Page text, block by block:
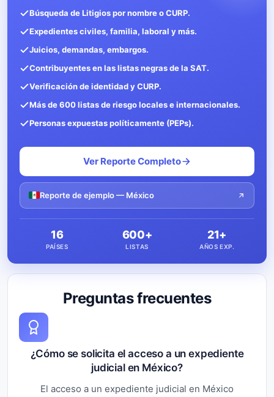
Preguntas frecuentes
¿Cómo se solicita el acceso a un expediente
judicial en México?
El acceso a un expediente judicial en México
Búsqueda de Litigios por nombre o CURP.
Expedientes civiles, familia, laboral y más.
Juicios, demandas, embargos.
Contribuyentes en las listas negras de la SAT.
Verificación de identidad y CURP.
Más de 600 listas de riesgo locales e internacionales.
Personas expuestas políticamente (PEPs).
Ver Reporte Completo
Reporte de ejemplo — México
16
PAÍSES
600+
LISTAS
21+
AÑOS EXP.